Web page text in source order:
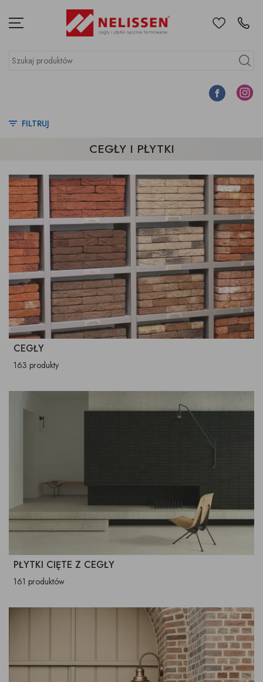
Menu UlubioneKontakt
Szukaj produktów
Szukaj
Facebook
FILTRUJ
CEGŁY I PŁYTKI
CEGŁY
163 produkty
PŁYTKI CIĘTE Z CEGŁY
161 produktów